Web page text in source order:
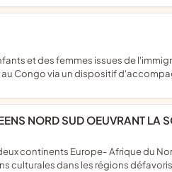
Congo via un dispositif
NORD SUD OEUVRANT LA
culturales dans les régions